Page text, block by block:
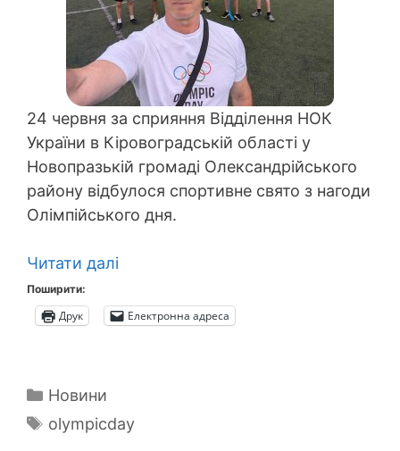
24 червня за сприяння Відділення НОК
України в Кіровоградській області у
Новопразькій громаді Олександрійського
району відбулося спортивне свято з нагоди
Олімпійського дня.
Читати далі
Поширити:
Друк Електронна адреса
Категорії
Новини
Позначки
olympicday